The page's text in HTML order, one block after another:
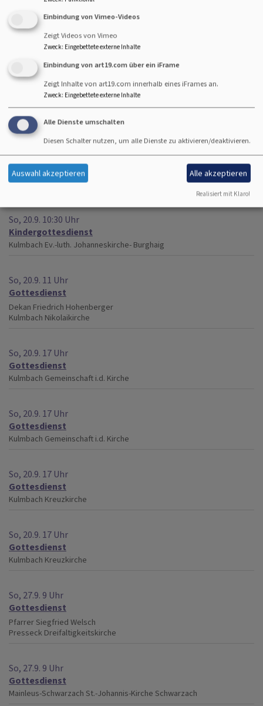
So, 20.9. 9:30 Uhr
Gottesdienst mit Abendmahl mit Pfrin. Scheler
Friedenskirche
So, 20.9. 10 Uhr
Back to Church-Gottesdienst, anschl. Kirchenkaffee und
gemeinsames Mittagessen
Pfr. Jürgen Singer
Kulmbach Kreuzkirche-Kulmbach
So, 20.9. 10:30 Uhr
Gottesdienst
KulmbachEv.-luth. Johanneskirche- Burghaig
So, 20.9. 10:30 Uhr
Kindergottesdienst
Kulmbach Ev.-luth. Johanneskirche- Burghaig
So, 20.9. 11 Uhr
Gottesdienst
Dekan Friedrich Hohenberger
Kulmbach Nikolaikirche
So, 20.9. 17 Uhr
Gottesdienst
Kulmbach Gemeinschaft i.d. Kirche
So, 20.9. 17 Uhr
Gottesdienst
Kulmbach Gemeinschaft i.d. Kirche
So, 20.9. 17 Uhr
Gottesdienst
Kulmbach Kreuzkirche
So, 20.9. 17 Uhr
Gottesdienst
Kulmbach Kreuzkirche
So, 27.9. 9 Uhr
Gottesdienst
Pfarrer Siegfried Welsch
Presseck Dreifaltigkeitskirche
So, 27.9. 9 Uhr
Gottesdienst
Mainleus-Schwarzach St.-Johannis-Kirche Schwarzach
Einbindung von Vimeo-Videos
Zeigt Videos von Vimeo
Zweck: Eingebettete externe Inhalte
Einbindung von art19.com über ein iFrame
Zeigt Inhalte von art19.com innerhalb eines iFrames an.
Zweck: Eingebettete externe Inhalte
Alle Dienste umschalten
Diesen Schalter nutzen, um alle Dienste zu aktivieren/deaktivieren.
Auswahl akzeptieren Alle akzeptieren
Realisiert mit Klaro!